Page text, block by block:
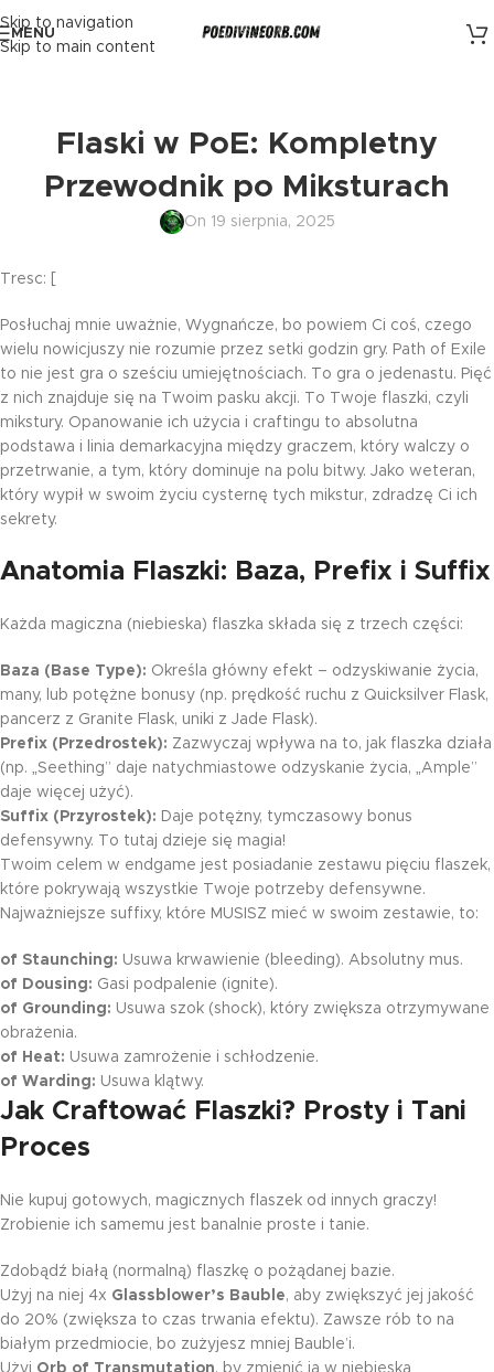
Skip to navigation
Skip to main content
MENU
Flaski w PoE: Kompletny
Przewodnik po Miksturach
On 19 sierpnia, 2025
Tresc: [
Posłuchaj mnie uważnie, Wygnańcze, bo powiem Ci coś, czego
wielu nowicjuszy nie rozumie przez setki godzin gry. Path of Exile
to nie jest gra o sześciu umiejętnościach. To gra o jedenastu. Pięć
z nich znajduje się na Twoim pasku akcji. To Twoje flaszki, czyli
mikstury. Opanowanie ich użycia i craftingu to absolutna
podstawa i linia demarkacyjna między graczem, który walczy o
przetrwanie, a tym, który dominuje na polu bitwy. Jako weteran,
który wypił w swoim życiu cysternę tych mikstur, zdradzę Ci ich
sekrety.
Anatomia Flaszki: Baza, Prefix i Suffix
Każda magiczna (niebieska) flaszka składa się z trzech części:
Baza (Base Type): Określa główny efekt – odzyskiwanie życia,
many, lub potężne bonusy (np. prędkość ruchu z Quicksilver Flask,
pancerz z Granite Flask, uniki z Jade Flask).
Prefix (Przedrostek): Zazwyczaj wpływa na to, jak flaszka działa
(np. „Seething” daje natychmiastowe odzyskanie życia, „Ample”
daje więcej użyć).
Suffix (Przyrostek): Daje potężny, tymczasowy bonus
defensywny. To tutaj dzieje się magia!
Twoim celem w endgame jest posiadanie zestawu pięciu flaszek,
które pokrywają wszystkie Twoje potrzeby defensywne.
Najważniejsze suffixy, które MUSISZ mieć w swoim zestawie, to:
of Staunching: Usuwa krwawienie (bleeding). Absolutny mus.
of Dousing: Gasi podpalenie (ignite).
of Grounding: Usuwa szok (shock), który zwiększa otrzymywane
obrażenia.
of Heat: Usuwa zamrożenie i schłodzenie.
of Warding: Usuwa klątwy.
Jak Craftować Flaszki? Prosty i Tani
Proces
Nie kupuj gotowych, magicznych flaszek od innych graczy!
Zrobienie ich samemu jest banalnie proste i tanie.
Zdobądź białą (normalną) flaszkę o pożądanej bazie.
Użyj na niej 4x Glassblower’s Bauble, aby zwiększyć jej jakość
do 20% (zwiększa to czas trwania efektu). Zawsze rób to na
białym przedmiocie, bo zużyjesz mniej Bauble’i.
Użyj Orb of Transmutation, by zmienić ją w niebieską